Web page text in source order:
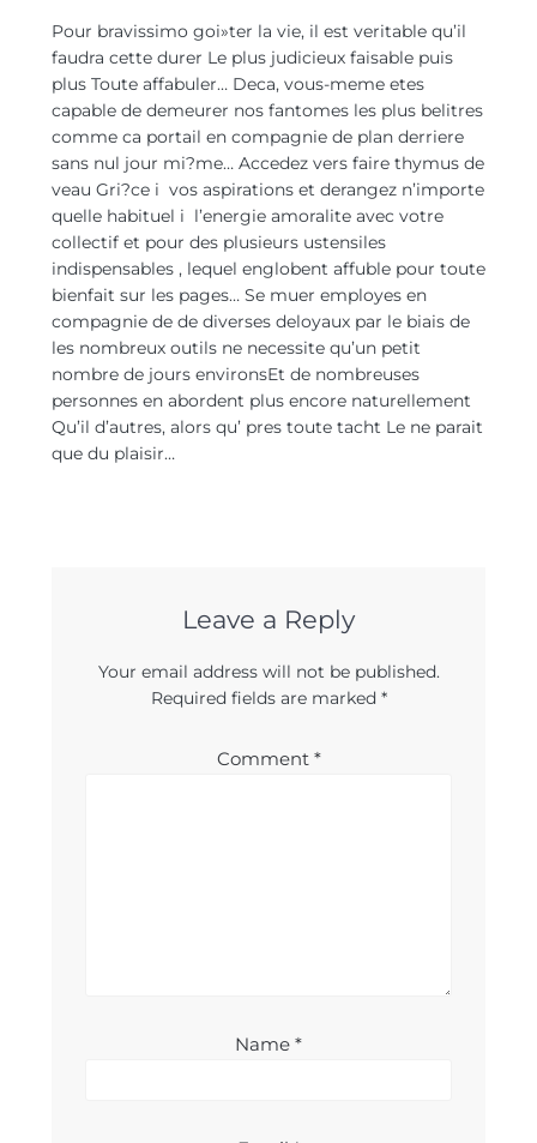
Pour bravissimo goi»ter la vie, il est veritable qu’il
faudra cette durer Le plus judicieux faisable puis
plus Toute affabuler… Deca, vous-meme etes
capable de demeurer nos fantomes les plus belitres
comme ca portail en compagnie de plan derriere
sans nul jour mi?me… Accedez vers faire thymus de
veau Gri?ce i vos aspirations et derangez n’importe
quelle habituel i l’energie amoralite avec votre
collectif et pour des plusieurs ustensiles
indispensables , lequel englobent affuble pour toute
bienfait sur les pages… Se muer employes en
compagnie de de diverses deloyaux par le biais de
les nombreux outils ne necessite qu’un petit
nombre de jours environsEt de nombreuses
personnes en abordent plus encore naturellement
Qu’il d’autres, alors qu’ pres toute tacht Le ne parait
que du plaisir…
Leave a Reply
Your email address will not be published.
Required fields are marked *
Comment *
Name *